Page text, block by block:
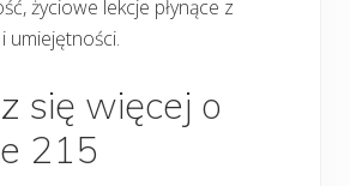
życiowe lekcje płynące z
umiejętności.
się więcej o
215